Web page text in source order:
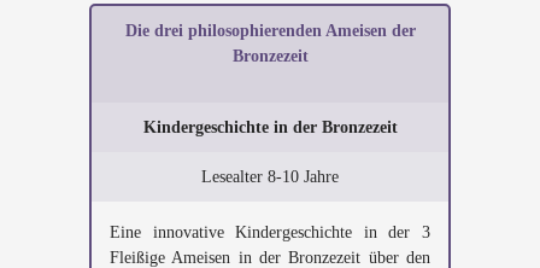
Die drei philosophierenden Ameisen der
Bronzezeit
Kindergeschichte in der Bronzezeit
Lesealter 8-10 Jahre
Eine innovative Kindergeschichte in der 3
Fleißige Ameisen in der Bronzezeit über den